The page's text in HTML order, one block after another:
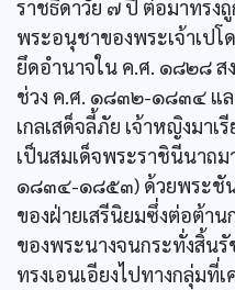
ราชธิดาวัย ๗ ปี ต่อมาทรง
พระอนุชาของพระเจ้าเป
ยึดอำนาจใน ค.ศ. ๑๘๒๘ ส
ช่วง ค.ศ. ๑๘๓๒-๑๘๓๔ แล
เกลเสด็จลี้ภัย เจ้าหญิงมาเ
เป็นสมเด็จพระราชินีนาถม
๑๘๓๔-๑๘๕๓) ด้วยพระชั
ของฝ่ายเสรีนิยมซึ่งต่อต้า
ของพระนางจนกระทั่งสิ้น
ทรงเอนเอียงไปทางกลุ่มที่